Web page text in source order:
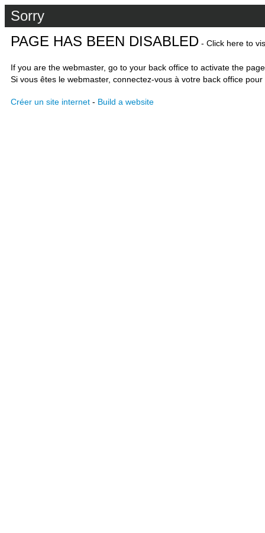
Sorry
PAGE HAS BEEN DISABLED - Click here to
If you are the webmaster, go to your back office to activate the
Si vous êtes le webmaster, connectez-vous à votre back office
Créer un site internet - Build a website